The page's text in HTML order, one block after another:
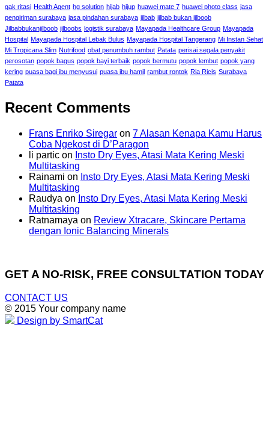
gak ritasi Health Agent hg solution hijab hijup huawei mate 7 huawei photo class jasa
pengiriman surabaya jasa pindahan surabaya jilbab jilbab bukan jilboob
Jilbabbukanjilboob jilboobs logistik surabaya Mayapada Healthcare Group Mayapada
Hospital Mayapada Hospital Lebak Bulus Mayapada Hospital Tangerang Mi Instan Sehat
Mi Tropicana Slim Nutrifood obat penumbuh rambut Patata perisai segala penyakit
perosotan popok bagus popok bayi terbaik popok bermutu popok lembut popok yang
kering puasa bagi ibu menyusui puasa ibu hamil rambut rontok Ria Ricis Surabaya
Patata
Recent Comments
Frans Enriko Siregar on 7 Alasan Kenapa Kamu Harus
Coba Ngekost di D’Paragon
li partic on Insto Dry Eyes, Atasi Mata Kering Meski
Multitasking
Rainami on Insto Dry Eyes, Atasi Mata Kering Meski
Multitasking
Raudya on Insto Dry Eyes, Atasi Mata Kering Meski
Multitasking
Ratnamaya on Review Xtracare, Skincare Pertama
dengan Ionic Balancing Minerals
GET A NO-RISK, FREE CONSULTATION TODAY
CONTACT US
© 2015 Your company name
Design by SmartCat